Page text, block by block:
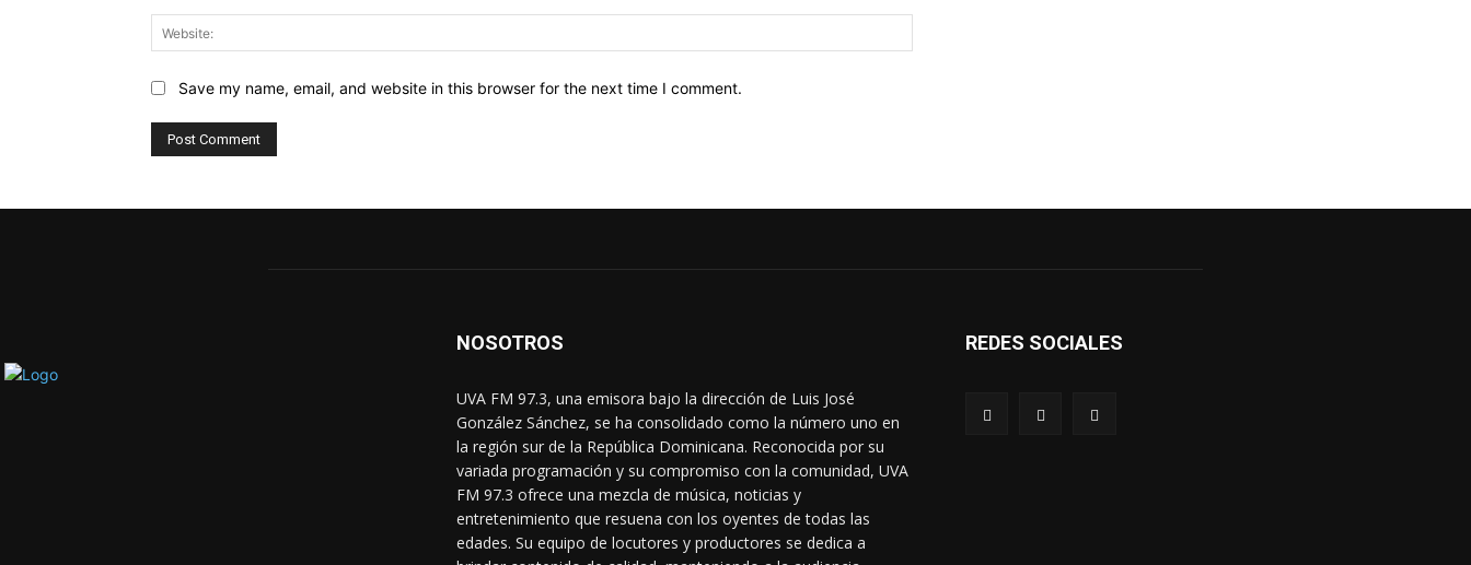
Save my name, email, and website in this browser for the next time I comment.
NOSOTROS
UVA FM 97.3, una emisora bajo la dirección de Luis José
González Sánchez, se ha consolidado como la número uno en
la región sur de la República Dominicana. Reconocida por su
variada programación y su compromiso con la comunidad, UVA
FM 97.3 ofrece una mezcla de música, noticias y
entretenimiento que resuena con los oyentes de todas las
edades. Su equipo de locutores y productores se dedica a
REDES SOCIALES